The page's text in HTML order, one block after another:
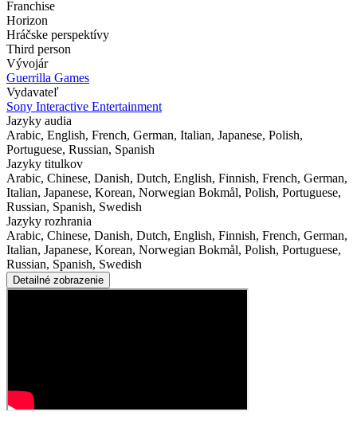
Franchise
Horizon
Hráčske perspektívy
Third person
Vývojár
Guerrilla Games
Vydavateľ
Sony Interactive Entertainment
Jazyky audia
Arabic, English, French, German, Italian, Japanese, Polish,
Portuguese, Russian, Spanish
Jazyky titulkov
Arabic, Chinese, Danish, Dutch, English, Finnish, French, German,
Italian, Japanese, Korean, Norwegian Bokmål, Polish, Portuguese,
Russian, Spanish, Swedish
Jazyky rozhrania
Arabic, Chinese, Danish, Dutch, English, Finnish, French, German,
Italian, Japanese, Korean, Norwegian Bokmål, Polish, Portuguese,
Russian, Spanish, Swedish
Detailné zobrazenie